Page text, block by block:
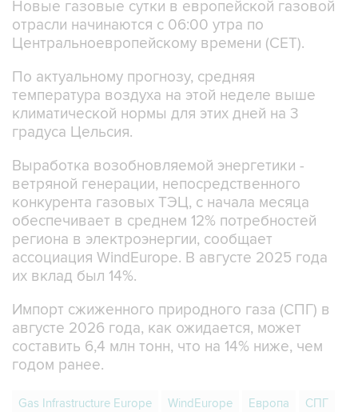
Новые газовые сутки в европейской газовой
отрасли начинаются c 06:00 утра по
Центральноевропейскому времени (CET).
По актуальному прогнозу, средняя
температура воздуха на этой неделе выше
климатической нормы для этих дней на 3
градуса Цельсия.
Выработка возобновляемой энергетики -
ветряной генерации, непосредственного
конкурента газовых ТЭЦ, с начала месяца
обеспечивает в среднем 12% потребностей
региона в электроэнергии, сообщает
ассоциация WindEurope. В августе 2025 года
их вклад был 14%.
Импорт сжиженного природного газа (СПГ) в
августе 2026 года, как ожидается, может
составить 6,4 млн тонн, что на 14% ниже, чем
годом ранее.
Gas Infrastructure Europe WindEurope Европа СПГ